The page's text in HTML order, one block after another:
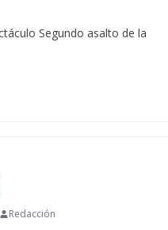
Segundo asalto de la
Redacción